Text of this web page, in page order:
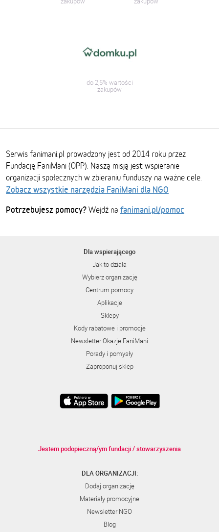
do 2,5% wartości
zakupów
Serwis fanimani.pl prowadzony jest od 2014 roku przez
Fundację FaniMani (OPP). Naszą misją jest wspieranie
organizacji społecznych w zbieraniu funduszy na ważne cele.
Zobacz wszystkie narzędzia FaniMani dla NGO
Potrzebujesz pomocy? Wejdź na fanimani.pl/pomoc
Dla wspierającego
Jak to działa
Wybierz organizację
Centrum pomocy
Aplikacje
Sklepy
Kody rabatowe i promocje
Newsletter Okazje FaniMani
Porady i pomysły
Zaproponuj sklep
Jestem podopieczną/ym fundacji / stowarzyszenia
DLA ORGANIZACJI:
Dodaj organizację
Materiały promocyjne
Newsletter NGO
Blog